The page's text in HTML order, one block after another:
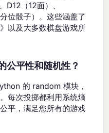
D12（12面）、
位骰子）。这些涵盖了
以及大多数棋盘游戏所
公平性和随机性？
的 random 模块，
每次投掷都利用系统熵
平，满足您所有的游戏